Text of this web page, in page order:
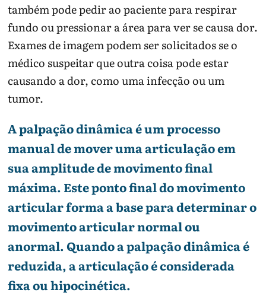
também pode pedir ao paciente para respirar
fundo ou pressionar a área para ver se causa dor.
Exames de imagem podem ser solicitados se o
médico suspeitar que outra coisa pode estar
causando a dor, como uma infecção ou um
tumor.
A palpação dinâmica é um processo
manual de mover uma articulação em
sua amplitude de movimento final
máxima. Este ponto final do movimento
articular forma a base para determinar o
movimento articular normal ou
anormal. Quando a palpação dinâmica é
reduzida, a articulação é considerada
fixa ou hipocinética.